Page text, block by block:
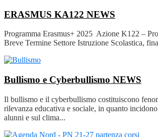
ERASMUS KA122 NEWS
Programma Erasmus+ 2025 Azione K122 –
Breve Termine Settore Istruzione Scolastica,
Bullismo e Cyberbullismo NEWS
Il bullismo e il cyberbullismo costituiscono
rilevanza educativa e sociale, in quanto
alunni e sul clima...